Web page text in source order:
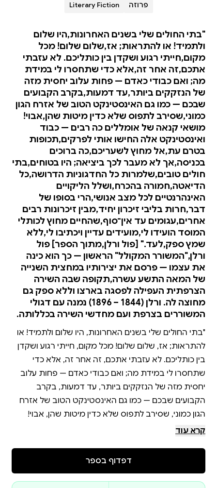
פרוזה Literary Fiction
"בתי החולים שלי בשנים האחרונות,היו שלום
ולתמיד! או להתראות; אז,שלום שלום! מכל
מקום,חייתי רגוע ושקדן בין כותליכם. לא עזבתי
אתכם,זה אחר זה,אלא כדי שתחסרו לי במידת
מה; ואם כבודי כאדם — פחות עלוב יחסית מזה
של הנזקקים ביותר,עד דמעות,בקרב הקבועים
שבכם — כמו גם האינסטינקט הטוב של אזרח הגון
כמוני,שסירב לתפוס שלא כדין מיטות שהן,אבוי!
מושאי קנאה של אומללים כה רבים — כבוד
ואינסטינקט אלה החישו אותי לפרקים,תכופות
בטרם עת,אל מחוץ לשעריכם,כה ברוכים
בכניסה,אך לא מעבר לכך ביציאה; היו בטוחים,בתי
חולים טובים,שלמרות כל החדגוניות הדרושה,כל
הדיאטה,חמורה בהכרח,ושלל הליקויים
האינהרנטיים לכל מצב אנושי,הרי בסופו של
דבר,חרות בליבי זיכרון יחיד,מבין זיכרונות רבים
אחרים,עגומים עד אין־סוף,שהחיים מחוץ לכותלי
המוסד הועידו לי,מועידים עדיין ויכתיבו לי,ללא
שמץ ספק,לעד." [פול ורלן,מתוך הספר] פול
ורלן,"המשורר המקולל" הראשון — כך הוא כינה
את עצמו — פרסם את יצירותיו במחצית השנייה
של המאה התשע עשרה,תקופה שבה השירה
הצרפתית העפילה לפסגה בארצו וללא ספק גם
מחוצה לה. ורלן (1844 – 1896) נמנה עם דגולי
המשוררים בצרפת ועם מחדשי השירה בכללותה.
"בתי החולים שלי בשנים האחרונות, היו שלום ולתמיד! או
להתראות; אז, שלום שלום! מכל מקום, חייתי רגוע ושקדן
בין כותליכם. לא עזבתי אתכם, זה אחר זה, אלא כדי
שתחסרו לי במידת מה; ואם כבודי כאדם — פחות עלוב
יחסית מזה של הנזקקים ביותר, עד דמעות, בקרב
הקבועים שבכם — כמו גם האינסטינקט הטוב של אזרח
הגון כמוני, שסירב לתפוס שלא כדין מיטות שהן, אבוי!
מושאי קנאה של אומללים כה רבים — כבוד ואינסטינקט
היו בטוחים, בתי חולים טובים, שלמרות כל החדגוניות
הדרושה, כל הדיאטה, חמורה בהכרח, ושלל הליקויים
קרא עוד
דפדוף בספר